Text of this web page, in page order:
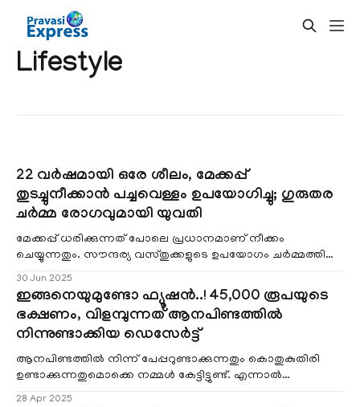
Lifestyle
22 വര്‍ഷമായി ഒരേ ശീലം, മേക്കപ്പ്
തുടച്ചുനീക്കാന്‍ പച്ചവെള്ളം ഉപയോഗിച്ചു; ഗുരുതര
ചര്‍മ്മ രോഗവുമായി യുവതി
മേക്കപ്പ് ധരിക്കുന്നത് പോലെ പ്രധാനമാണ് നീക്കം
ചെയ്യുന്നതും. സൗന്ദര്യ വസ്തുക്കളുടെ ഉപയോഗം ചര്‍മ്മത്തിന്
ദോഷമായി മാറുന്ന വാര്‍ത്തകള്
30 Jun 2025
ഇങ്ങനെയുമുണ്ടോ ഫ്യൂഷന്‍..! 45,000 രൂപയുടെ
ഭക്ഷണം, വിളമ്പുന്നത് ആനപിണ്ടത്തില്‍
നിന്നുണ്ടാക്കിയ ഡെസേര്‍ട്ട്
ആനപിണ്ടത്തില്‍ നിന്ന് പേപ്പറുണ്ടാക്കുന്നതും കൊതുകുതിരി
ഉണ്ടാക്കുന്നതുമൊക്കെ നമ്മള്‍ കേട്ടിട്ടുണ്ട്. എന്നാല്‍
ചൈനയിലെ ഒരു പോഷ് റെ
28 Apr 2025